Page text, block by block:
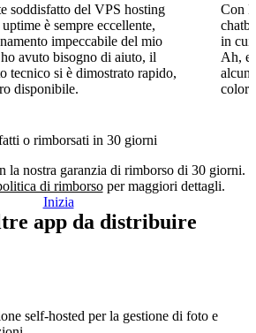
soddisfatto del VPS hosting
è sempre eccellente,
impeccabile del mio
avuto bisogno di aiuto, il
tecnico si è dimostrato rapido,
disponibile.
Con
in cui
Ah, e
alcun
o rimborsati in 30 giorni
la nostra garanzia di rimborso di 30 giorni.
di rimborsoper maggiori dettagli.
Inizia
app da distribuire
self-hosted per la gestione di foto e